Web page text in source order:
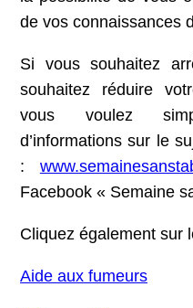
de vos connaissances
Si vous souhaitez
souhaitez réduire
vous voulez
d’informations sur le
:
Facebook « Semaine
Cliquez également sur
Aide aux fumeurs